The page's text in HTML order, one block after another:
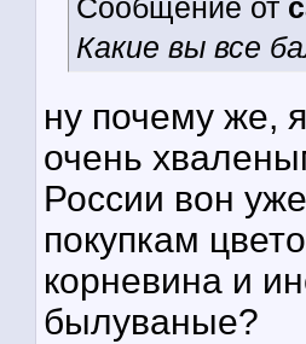
Сообщение от
Какие вы все
ну почему же,
очень
России вон
покупкам
корневина и
былуваные?